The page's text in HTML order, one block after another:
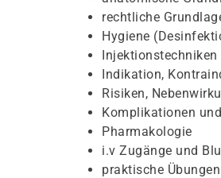
rechtliche
Hygiene
Indikation,
Risiken,
Komplikationen
Pharmakologie
i.v Zugänge und
praktische